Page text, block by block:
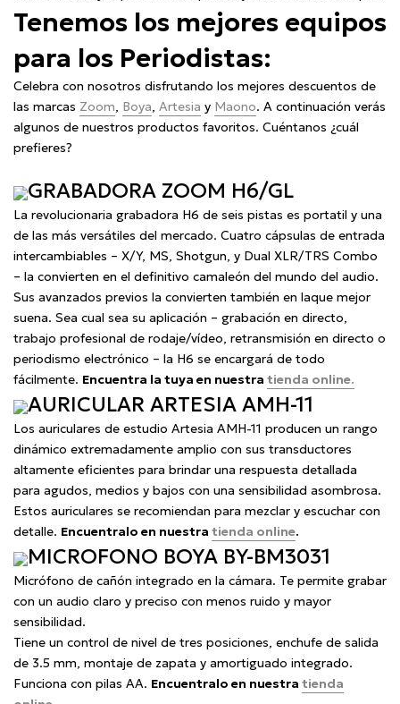
Tenemos los mejores equipos
para los Periodistas:
Celebra con nosotros disfrutando los mejores descuentos de
las marcas Zoom, Boya, Artesia y Maono. A continuación verás
algunos de nuestros productos favoritos. Cuéntanos ¿cuál
prefieres?
GRABADORA ZOOM H6/GL
La revolucionaria grabadora H6 de seis pistas es portatil y una
de las más versátiles del mercado. Cuatro cápsulas de entrada
intercambiables – X/Y, MS, Shotgun, y Dual XLR/TRS Combo
– la convierten en el definitivo camaleón del mundo del audio.
Sus avanzados previos la convierten también en laque mejor
suena. Sea cual sea su aplicación – grabación en directo,
trabajo profesional de rodaje/vídeo, retransmisión en directo o
periodismo electrónico – la H6 se encargará de todo
fácilmente. Encuentra la tuya en nuestra tienda online.
AURICULAR ARTESIA AMH-11
Los auriculares de estudio Artesia AMH-11 producen un rango
dinámico extremadamente amplio con sus transductores
altamente eficientes para brindar una respuesta detallada
para agudos, medios y bajos con una sensibilidad asombrosa.
Estos auriculares se recomiendan para mezclar y escuchar con
detalle. Encuentralo en nuestra tienda online.
MICROFONO BOYA BY-BM3031
Micrófono de cañón integrado en la cámara. Te permite grabar
con un audio claro y preciso con menos ruido y mayor
sensibilidad.
Tiene un control de nivel de tres posiciones, enchufe de salida
de 3.5 mm, montaje de zapata y amortiguado integrado.
Funciona con pilas AA. Encuentralo en nuestra tienda